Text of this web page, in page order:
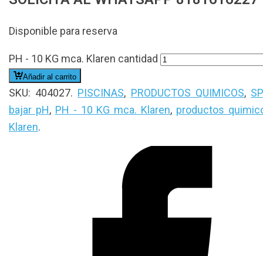
Disponible para reserva
PH - 10 KG mca. Klaren cantidad
Añadir al carrito
SKU: 404027. PISCINAS, PRODUCTOS QUIMICOS,
bajar pH, PH - 10 KG mca. Klaren, productos
Klaren.